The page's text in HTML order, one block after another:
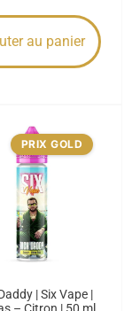
au panier
PRIX GOLD
| Six Vape |